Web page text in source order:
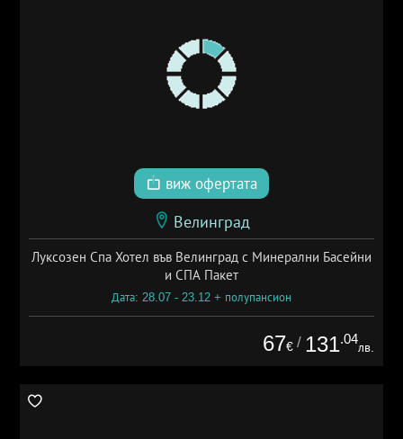
виж офертата
Велинград
Луксозен Спа Хотел във Велинград с Минерални Басейни
и СПА Пакет
Дата: 28.07 - 23.12 + полупансион
67€ / 131.04
лв.